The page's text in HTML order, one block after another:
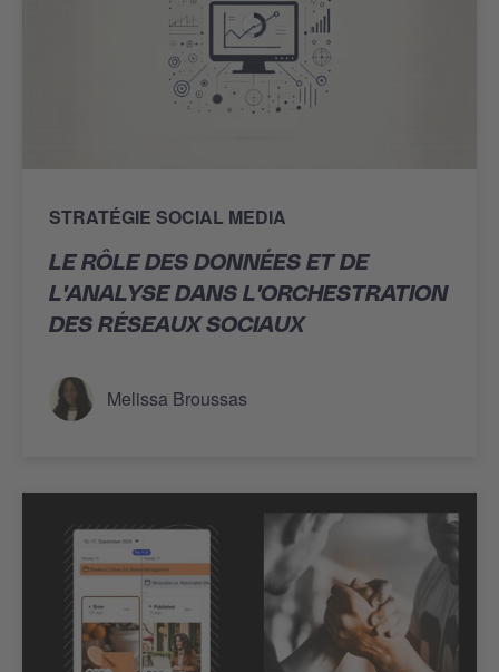
STRATÉGIE SOCIAL MEDIA
LE RÔLE DES DONNÉES ET DE
L'ANALYSE DANS L'ORCHESTRATION
DES RÉSEAUX SOCIAUX
Melissa Broussas